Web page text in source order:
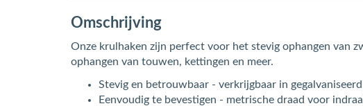
Omschrijving
Onze krulhaken zijn perfect voor het stevig ophangen van
ophangen van touwen, kettingen en meer.
Stevig en betrouwbaar - verkrijgbaar in
Eenvoudig te bevestigen - metrische draad voor